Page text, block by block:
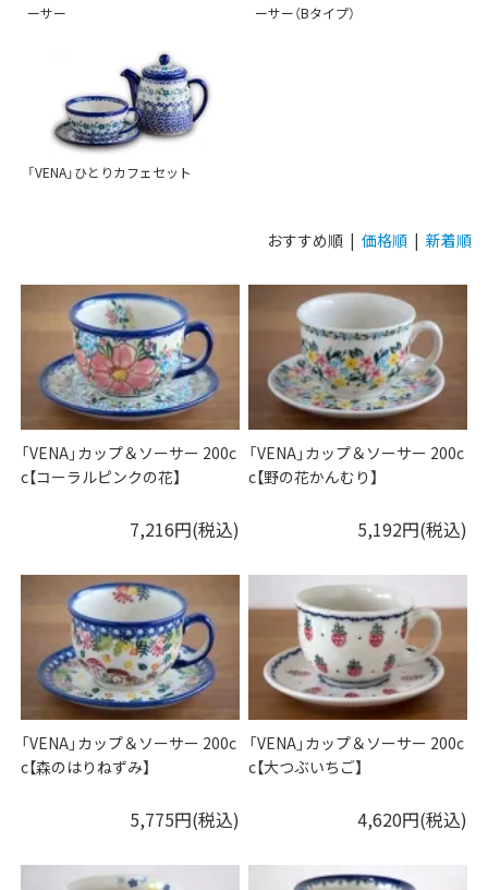
ーサー
ーサー（Bタイプ）
「VENA」ひとりカフェセット
おすすめ順 | 価格順 | 新着順
「VENA」カップ＆ソーサー 200c
c【コーラルピンクの花】
7,216円(税込)
「VENA」カップ＆ソーサー 200c
c【野の花かんむり】
5,192円(税込)
「VENA」カップ＆ソーサー 200c
c【森のはりねずみ】
5,775円(税込)
「VENA」カップ＆ソーサー 200c
c【大つぶいちご】
4,620円(税込)